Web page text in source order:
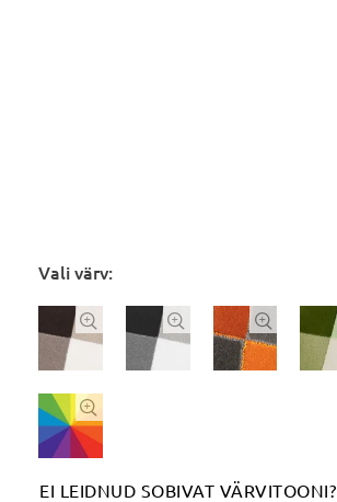
Vali värv:
  

EI LEIDNUD SOBIVAT VÄRVITOONI?